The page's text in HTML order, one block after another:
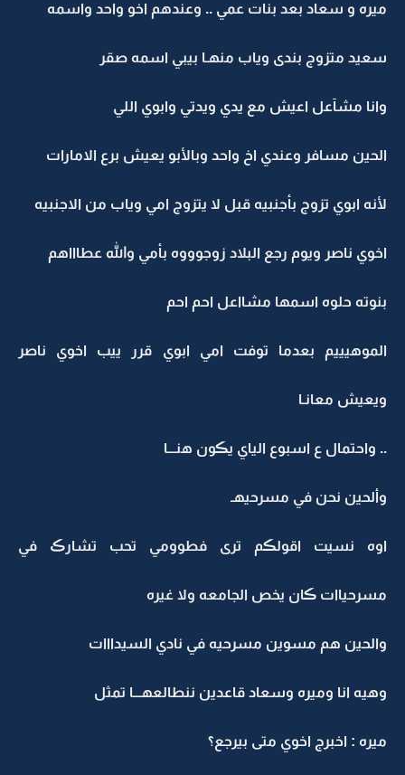
ميره و سعاد بعد بنات عمي .. وعندهم اخو واحد واسمه
سعيد متزوج بندى وياب منهـا بيبي اسمه صقر
وانا مشآعل اعيش مع يدي ويدتي وابوي اللي
الحين مسافر وعندي اخ واحد وبالأبو يعيش برع الامارات
لأنه ابوي تزوج بأجنبيه قبل لا يتزوج امي وياب من الاجنبيه
اخوي ناصر ويوم رجع البلاد زوجوووه بأمي والله عطاااهم
بنوته حلوه اسمها مشااعل احم احم
الموهيييم بعدما توفت امي ابوي قرر ييب اخوي ناصر
ويعيش معانـا
.. واحتمال ع اسبوع الياي يڪون هنـــا
وألحين نحن في مسرحيهـ
اوه نسيت اقولڪم ترى فطوومي تحب تشارڪ في
مسرحياات ڪان يخص الجامعه ولا غيره
والحين هم مسوين مسرحيه في نادي السيدااات
وهيه انا وميره وسعاد قاعدين ننطالعهـــا تمثل
ميره : اخبرج اخوي متى بيرجع؟